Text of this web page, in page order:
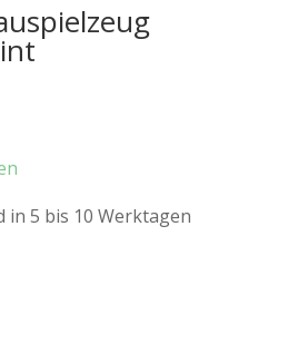
in 5 bis 10 Werktagen